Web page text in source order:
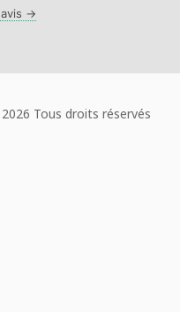
→
2026 Tous droits réservés